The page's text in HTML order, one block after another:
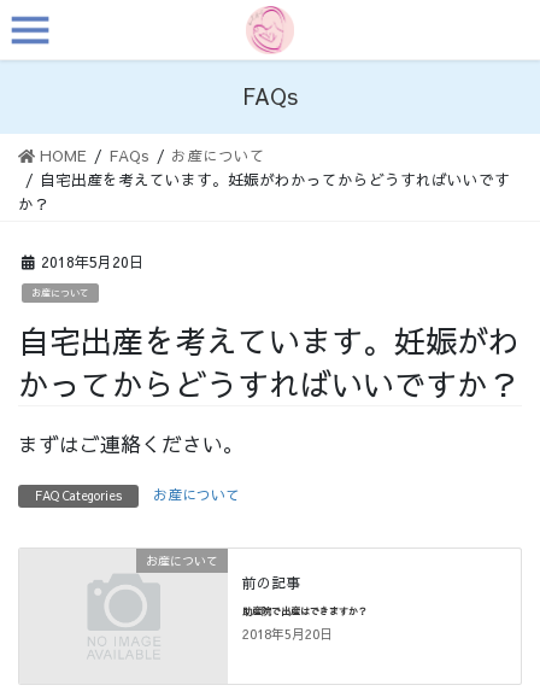
コ
ン
テ
へ
ナ
ビ
ゲ
ョ
FAQs
HOME FAQs
お産について
自宅出産を考えています。妊娠がわかってからどうすればいいです
か？
2018年5月20日
お産について
自宅出産を考えています。妊娠がわ
かってからどうすればいいですか？
まずはご連絡ください。
FAQ Categories お産について
お産について
前の記事
助産院で出産はできますか？
2018年5月20日